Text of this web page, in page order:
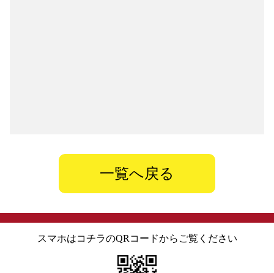
一覧へ戻る
スマホはコチラのQRコードからご覧ください